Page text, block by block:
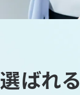
選ばれる